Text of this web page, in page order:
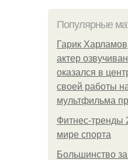
Популярные
Гарик
актер
оказался в
своей работы
мультфильма
Фитнес-тренды
мире спорта
Большинство